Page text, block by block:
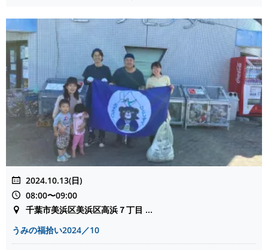
2024.10.13(日)
08:00〜09:00
千葉市美浜区美浜区高浜７丁目 ...
うみの福拾い2024／10